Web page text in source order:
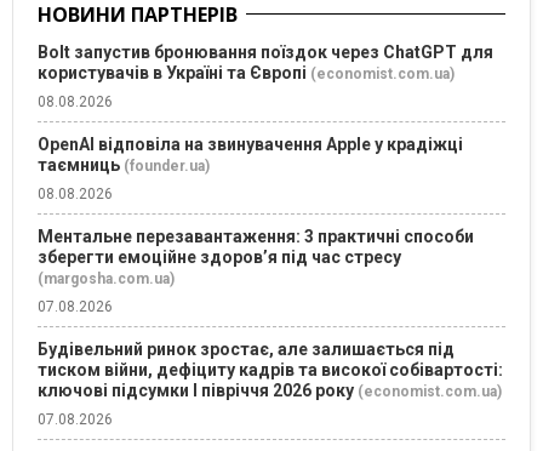
НОВИНИ ПАРТНЕРІВ
Bolt запустив бронювання поїздок через ChatGPT для
користувачів в Україні та Європі (economist.com.ua)
08.08.2026
OpenAI відповіла на звинувачення Apple у крадіжці
таємниць (founder.ua)
08.08.2026
Ментальне перезавантаження: 3 практичні способи
зберегти емоційне здоров’я під час стресу
(margosha.com.ua)
07.08.2026
Будівельний ринок зростає, але залишається під
тиском війни, дефіциту кадрів та високої собівартості:
ключові підсумки І півріччя 2026 року (economist.com.ua)
07.08.2026